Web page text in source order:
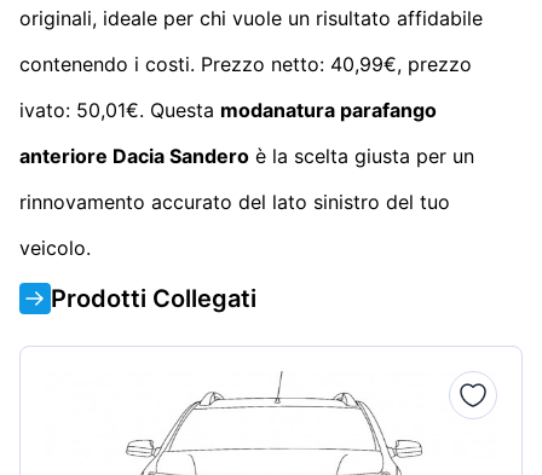
originali, ideale per chi vuole un risultato affidabile
contenendo i costi. Prezzo netto: 40,99€, prezzo
ivato: 50,01€. Questa modanatura parafango
anteriore Dacia Sandero è la scelta giusta per un
rinnovamento accurato del lato sinistro del tuo
veicolo.
Prodotti Collegati